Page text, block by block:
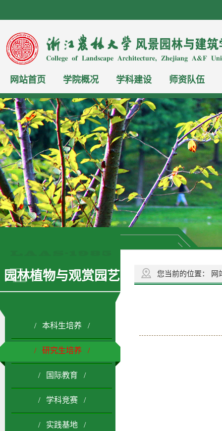
网站首页 学院概况 学科建设 师资队伍
园林植物与观赏园艺
/ 本科生培养 /
/ 研究生培养 /
/ 国际教育 /
/ 学科竞赛 /
/ 实践基地 /
您当前的位置： 网